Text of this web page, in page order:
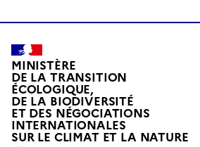
MINISTÈRE
DE LA TRANSITION
ÉCOLOGIQUE,
DE LA BIODIVERSITÉ
ET DES NÉGOCIATIONS
INTERNATIONALES
SUR LE CLIMAT ET LA NATUREL